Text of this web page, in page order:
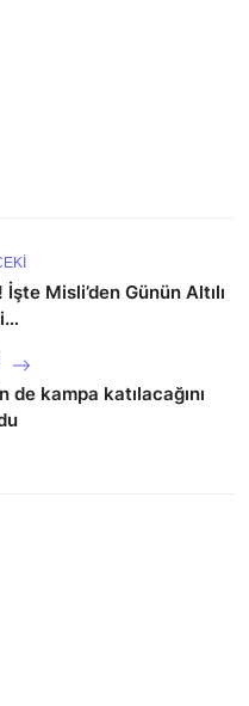
Misli’den Günün Altılı
de kampa katılacağını